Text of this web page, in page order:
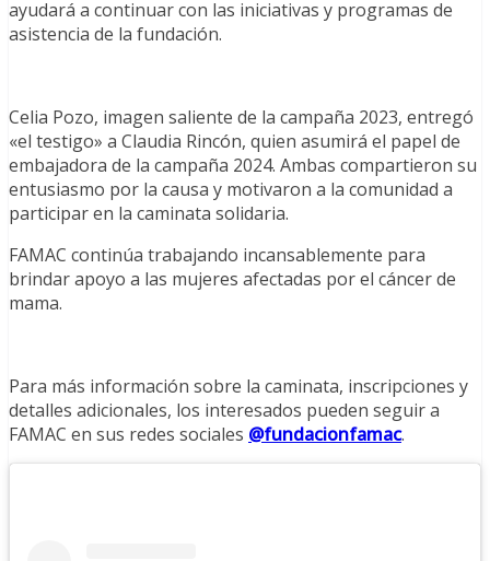
ayudará a continuar con las iniciativas y programas de
asistencia de la fundación.
Celia Pozo, imagen saliente de la campaña 2023, entregó
«el testigo» a Claudia Rincón, quien asumirá el papel de
embajadora de la campaña 2024. Ambas compartieron su
entusiasmo por la causa y motivaron a la comunidad a
participar en la caminata solidaria.
FAMAC continúa trabajando incansablemente para
brindar apoyo a las mujeres afectadas por el cáncer de
mama.
Para más información sobre la caminata, inscripciones y
detalles adicionales, los interesados pueden seguir a
FAMAC en sus redes sociales @fundacionfamac.